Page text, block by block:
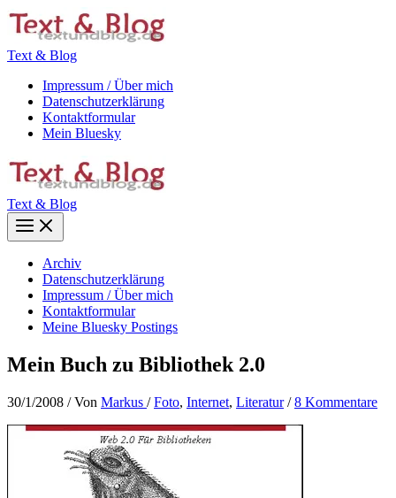
Zum
Inhalt
Text & Blog
Impressum / Über mich
Datenschutzerklärung
Kontaktformular
Mein Bluesky
Text & Blog
Main
Menu
Archiv
Datenschutzerklärung
Impressum / Über mich
Kontaktformular
Meine Bluesky Postings
Mein Buch zu Bibliothek 2.0
30/1/2008 / Von Markus /Foto, Internet, Literatur/8 Kommentare